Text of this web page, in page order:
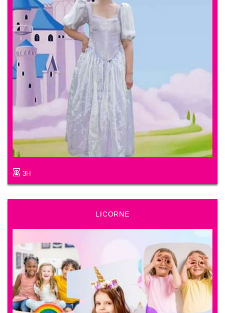
3H
LICORNE